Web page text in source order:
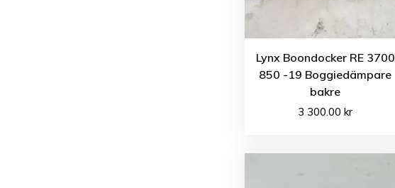
Lynx Boondocker RE 3700
850 -19 Boggiedämpare
bakre
3 300.00kr